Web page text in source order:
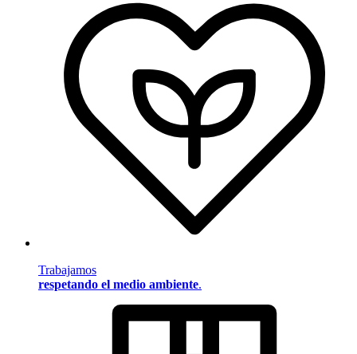
Trabajamos
respetando el medio ambiente.